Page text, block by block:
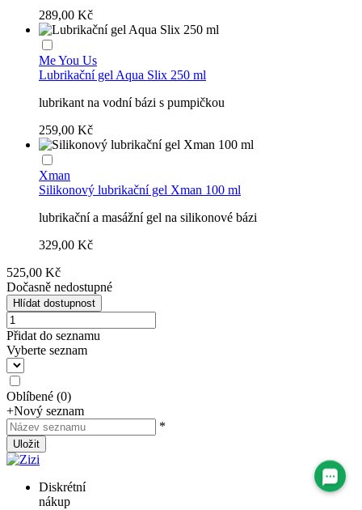
289,00 Kč
Me You Us
Lubrikační gel Aqua Slix 250 ml
lubrikant na vodní bázi s pumpičkou
259,00 Kč
Xman
Silikonový lubrikační gel Xman 100 ml
lubrikační a masážní gel na silikonové bázi
329,00 Kč
525,00 Kč
Dočasně nedostupné
Hlídat dostupnost
Přidat do seznamu
Vyberte seznam
Oblíbené (0)
+Nový seznam
*
Uložit
Diskrétní
nákup